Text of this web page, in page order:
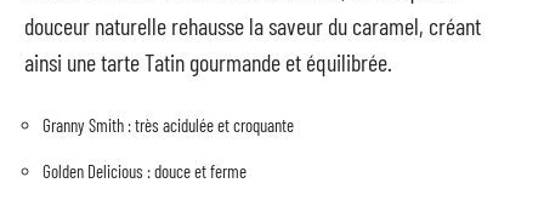
douceur naturelle rehausse la saveur du caramel, créant
ainsi une tarte Tatin gourmande et équilibrée.
Granny Smith : très acidulée et croquante
Golden Delicious : douce et ferme